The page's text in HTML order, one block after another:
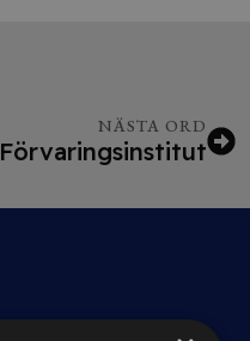
NÄSTA ORD
Förvaringsinstitut